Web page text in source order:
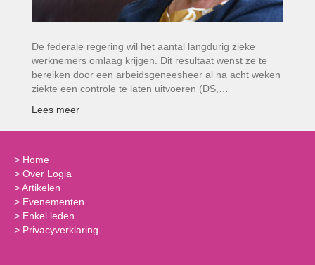
De federale regering wil het aantal langdurig zieke
werknemers omlaag krijgen. Dit resultaat wenst ze te
bereiken door een arbeidsgeneesheer al na acht weken
ziekte een controle te laten uitvoeren (DS,…
Lees meer
> Home
> Over Logia
>Artikelen
> Evenementen
> Enkel leden
> Privacyverklaring